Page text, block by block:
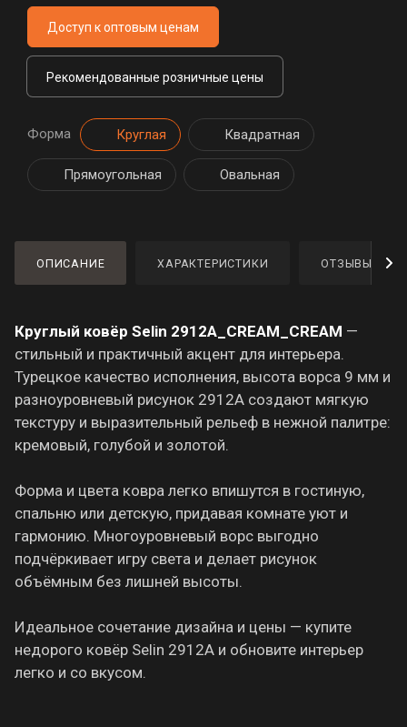
Доступ к оптовым ценам
Рекомендованные розничные цены
Форма Круглая Квадратная
Прямоугольная Овальная
ОПИСАНИЕ ХАРАКТЕРИСТИКИ ОТЗЫВЫ
Круглый ковёр Selin 2912A_CREAM_CREAM —
стильный и практичный акцент для интерьера.
Турецкое качество исполнения, высота ворса 9 мм и
разноуровневый рисунок 2912A создают мягкую
текстуру и выразительный рельеф в нежной палитре:
кремовый, голубой и золотой.
Форма и цвета ковра легко впишутся в гостиную,
спальню или детскую, придавая комнате уют и
гармонию. Многоуровневый ворс выгодно
подчёркивает игру света и делает рисунок
объёмным без лишней высоты.
Идеальное сочетание дизайна и цены — купите
недорого ковёр Selin 2912A и обновите интерьер
легко и со вкусом.